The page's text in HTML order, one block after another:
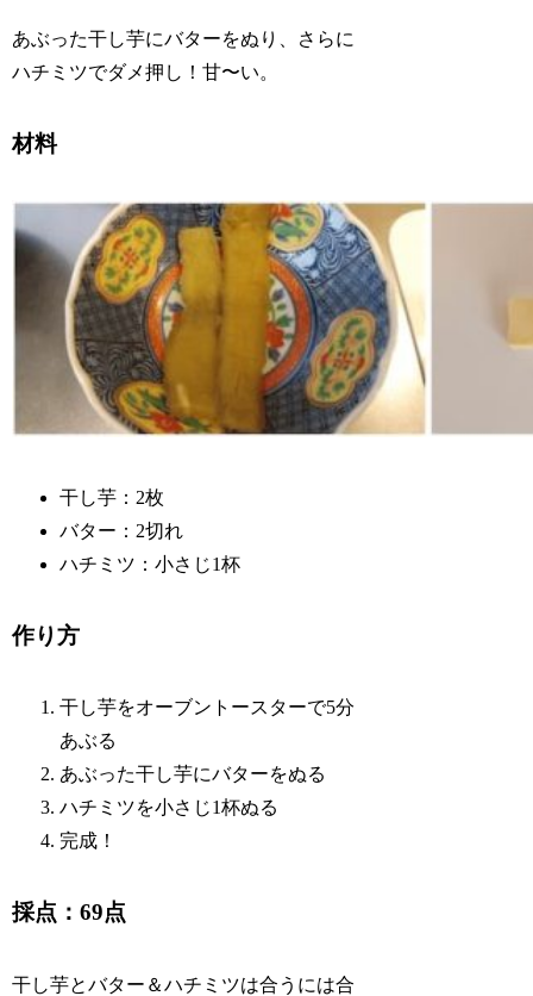
あぶった干し芋にバターをぬり、さらに
ハチミツでダメ押し！甘〜い。
材料
干し芋：2枚
バター：2切れ
ハチミツ：小さじ1杯
作り方
干し芋をオーブントースターで5分
あぶる
あぶった干し芋にバターをぬる
ハチミツを小さじ1杯ぬる
完成！
採点：69点
干し芋とバター＆ハチミツは合うには合